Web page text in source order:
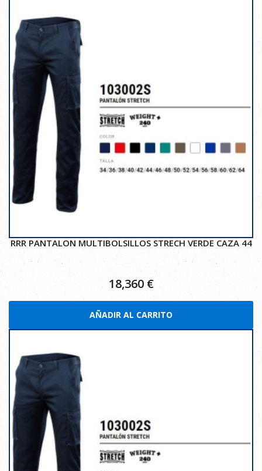
RRR PANTALON MULTIBOLSILLOS STRECH VERDE CAZA 44
18,360 €
AÑADIR AL CARRITO